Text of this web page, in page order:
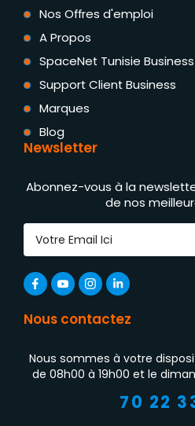
Nos Offres d'emploi
A Propos
SpaceNet Tunisie Business
Support Client Business
Marques
Blog
Newsletter
Abonnez-vous à la
de nos
Nous contactez
Nous sommes à votre
de 08h00 à 19h00 et le
70 22